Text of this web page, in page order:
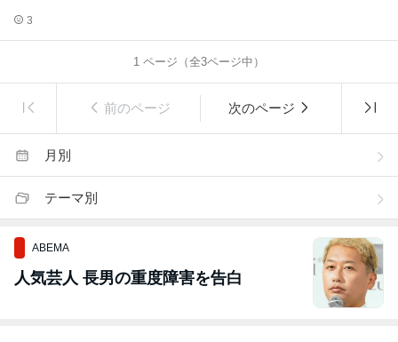
3
1 ページ（全3ページ中）
前のページ 次のページ
月別
テーマ別
ABEMA
人気芸人 長男の重度障害を告白